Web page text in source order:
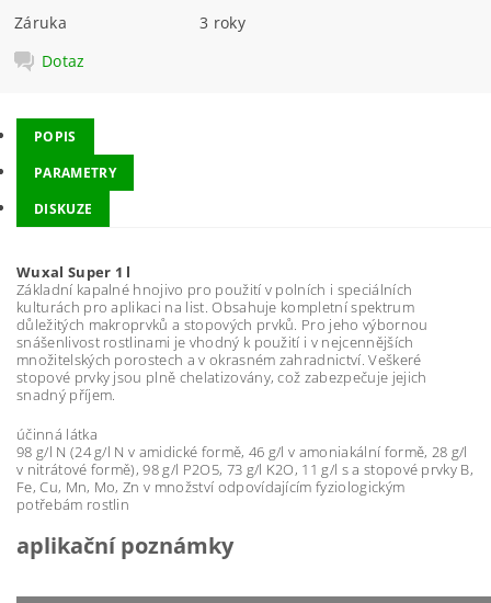
Záruka
3 roky
Dotaz
POPIS
PARAMETRY
DISKUZE
Wuxal Super 1 l
Základní kapalné hnojivo pro použití v polních i speciálních
kulturách pro aplikaci na list. Obsahuje kompletní spektrum
důležitých makroprvků a stopových prvků. Pro jeho výbornou
snášenlivost rostlinami je vhodný k použití i v nejcennějších
množitelských porostech a v okrasném zahradnictví. Veškeré
stopové prvky jsou plně chelatizovány, což zabezpečuje jejich
snadný příjem.
účinná látka
98 g/l N (24 g/l N v amidické formě, 46 g/l v amoniakální formě, 28 g/l
v nitrátové formě), 98 g/l P2O5, 73 g/l K2O, 11 g/l s a stopové prvky B,
Fe, Cu, Mn, Mo, Zn v množství odpovídajícím fyziologickým
potřebám rostlin
aplikační poznámky